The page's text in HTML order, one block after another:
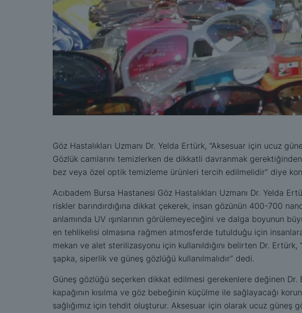
Göz Hastalıkları Uzmanı Dr. Yelda Ertürk, “Aksesuar için ucuz
Gözlük camlarını temizlerken de dikkatli davranmak
bez veya özel optik temizleme ürünleri tercih edilmelidir” diye
Acıbadem Bursa Hastanesi Göz Hastalıkları Uzmanı Dr. Yelda
riskler barındırdığına dikkat çekerek, insan gözünün 400-700
anlamında UV ışınlarının görülemeyeceğini ve dalga boyunun
en tehlikelisi olmasına rağmen atmosferde tutulduğu için
mekan ve alet sterilizasyonu için kullanıldığını belirten Dr. Ertürk,
şapka, siperlik ve güneş gözlüğü kullanılmalıdır” dedi.
Güneş gözlüğü seçerken dikkat edilmesi gerekenlere değinen
kapağının kısılma ve göz bebeğinin küçülme ile sağlayacağı
sağlığımız için tehdit oluşturur. Aksesuar için olarak ucuz